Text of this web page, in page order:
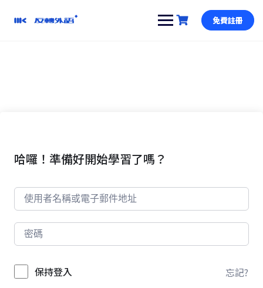
免費註冊
哈囉！準備好開始學習了嗎？
保持登入 忘記?